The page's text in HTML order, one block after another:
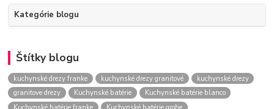
Kategórie blogu
Štítky blogu
kuchynské drezy franke kuchynské drezy granitové
kuchynské drezy
granitove drezy
Kuchynské batérie
Kuchynské batérie blanco